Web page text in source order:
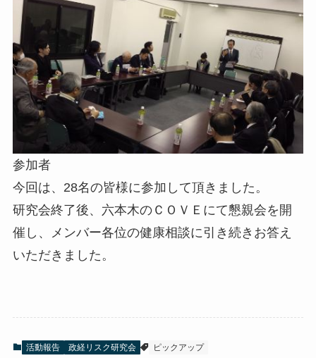
参加者
今回は、28名の皆様に参加して頂きました。
研究会終了後、六本木のＣＯＶＥにて懇親会を開
催し、メンバー各位の健康相談に引き続きお答え
いただきました。
活動報告 政経リスク研究会 ピックアップ